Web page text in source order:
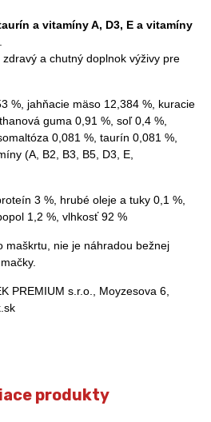
a vitamíny A, D3, E a vitamíny
a chutný doplnok výživy pre
%, jahňacie mäso 12,384 %, kuracie
guma 0,91 %, soľ 0,4 %,
0,081 %, taurín 0,081 %,
(A, B2, B3, B5, D3, E,
3 %, hrubé oleje a tuky 0,1 %,
1,2 %, vlhkosť 92 %
maškrtu, nie je náhradou bežnej
PREMIUM s.r.o., Moyzesova 6,
produkty